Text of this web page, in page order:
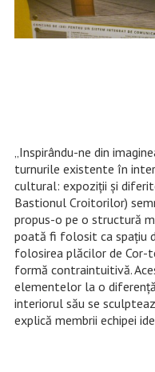
„Inspirându-ne din
turnurile existente în
cultural: expoziții și
Bastionul Croitorilor)
propus-o pe o structură
poată fi folosit ca spațiu
folosirea plăcilor de
formă contraintuitivă.
elementelor la o
interiorul său se
explică membrii echipei